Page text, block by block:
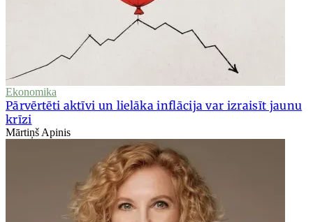
Ekonomika
Pārvērtēti aktīvi un lielāka inflācija var izraisīt jaunu
krīzi
Mārtiņš Apinis